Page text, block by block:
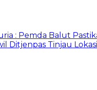
: Pemda Balut
Ditjenpas Tinjau Lokasi